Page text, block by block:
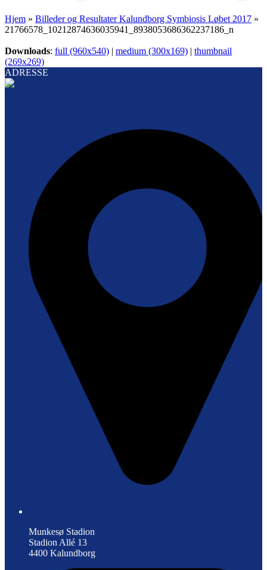
Hjem » Billeder og Resultater Kalundborg Symbiosis Løbet 2017 »
21766578_10212874636035941_8938053686362237186_n
Downloads: full (960x540) | medium (300x169) | thumbnail
(269x269)
ADRESSE
Munkesø Stadion
Stadion Allé 13
4400 Kalundborg